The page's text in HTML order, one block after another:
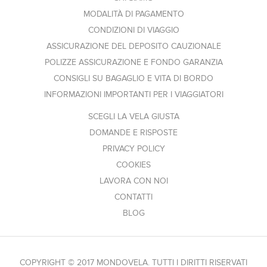
MODALITÀ DI PAGAMENTO
CONDIZIONI DI VIAGGIO
ASSICURAZIONE DEL DEPOSITO CAUZIONALE
POLIZZE ASSICURAZIONE E FONDO GARANZIA
CONSIGLI SU BAGAGLIO E VITA DI BORDO
INFORMAZIONI IMPORTANTI PER I VIAGGIATORI
SCEGLI LA VELA GIUSTA
DOMANDE E RISPOSTE
PRIVACY POLICY
COOKIES
LAVORA CON NOI
CONTATTI
BLOG
COPYRIGHT © 2017 MONDOVELA. TUTTI I DIRITTI RISERVATI